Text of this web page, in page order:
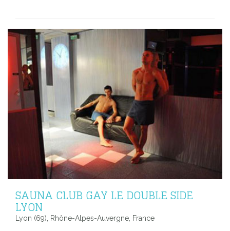
SAUNA CLUB GAY LE DOUBLE SIDE
LYON
Lyon (69), Rhône-Alpes-Auvergne, France